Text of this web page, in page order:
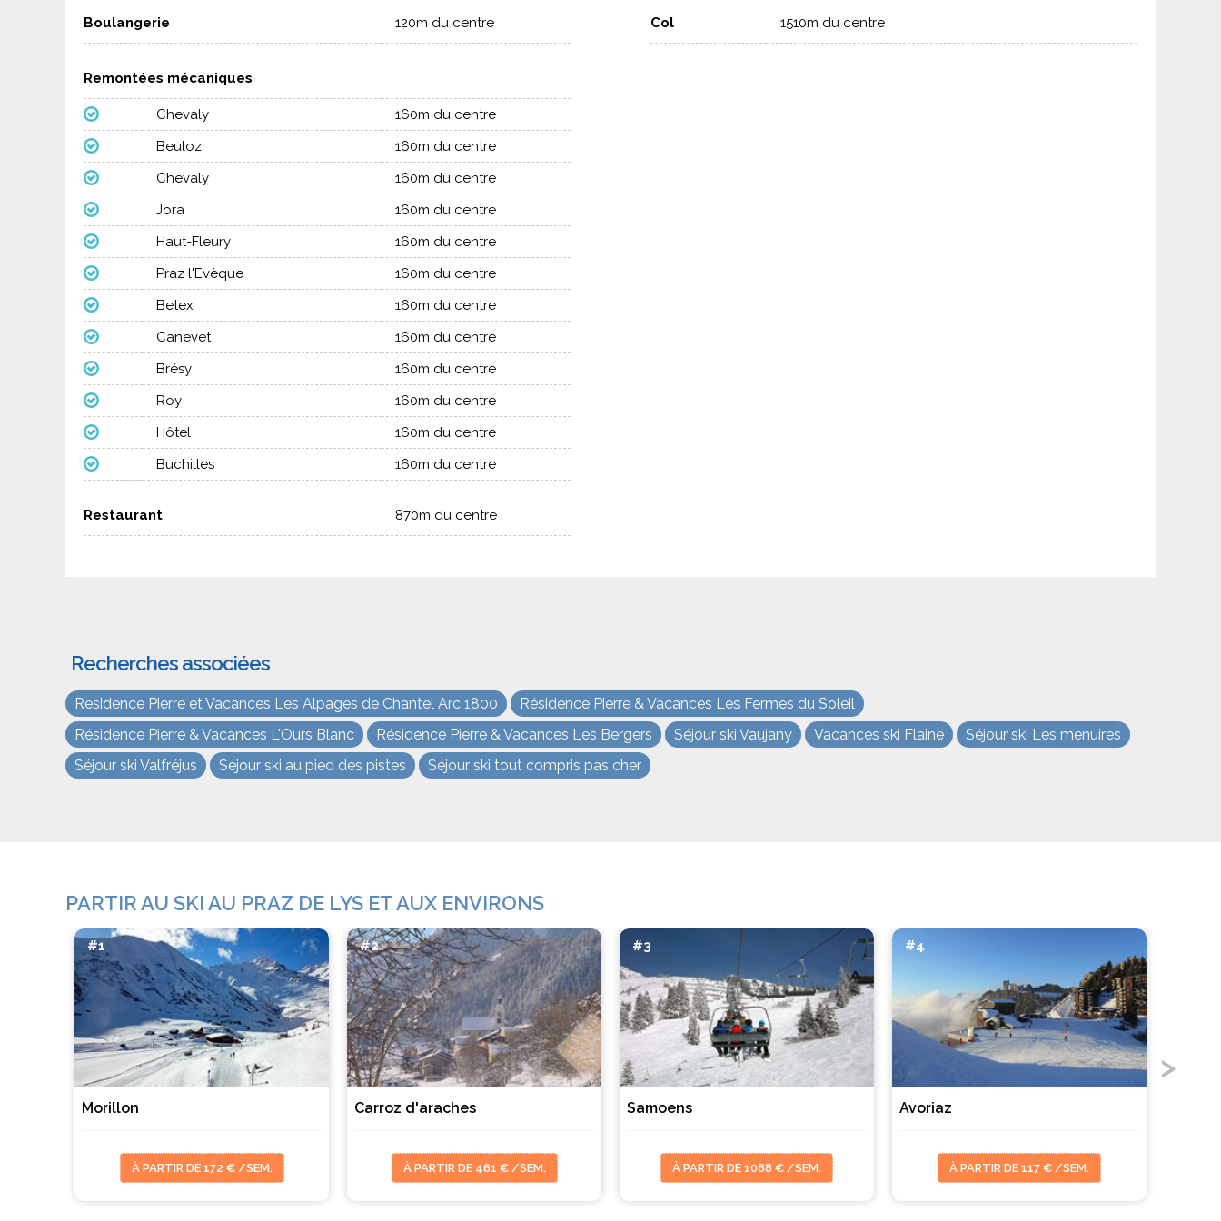
Quelles stations voisines visiter depuis Le Praz de Lys ?
Les Gets,SamoënsetMorzinese trouvent à proximité, parfaites pour une escapade à la journée. Ces stations complètent le séjour en offrant d’autres pistes,
panoramas et ambiances, tout en restant dans un cadre authentique du Haut-Giffre.
Quelle période est idéale pour profiter d’un séjour ski au Praz de Lys ?
De décembre à avril, la neige recouvre généreusement le domaine. Janvier offre le calme et la sérénité des montagnes, février attire les familles en vacances
scolaires, tandis que mars séduit par son ensoleillement et ses terrasses animées.
Pourquoi réserver un séjour ski au Praz de Lys avec Ski Express ?
En choisissant Ski Express, vous comparez en un clin d’œil les séjours ski au Praz de Lys : location simple ou formule tout compris, pour des vacances adaptées à votre
rythme. Découvrez une station authentique, un domaine à taille humaine et un décor exceptionnel, entre sapins et cimes enneigées.
Boulangerie 120m du centre
Remontées mécaniques
Chevaly
160m du centre
Beuloz
160m du centre
Chevaly
160m du centre
Jora
160m du centre
Haut-Fleury
160m du centre
Praz l'Evèque
160m du centre
Betex
160m du centre
Canevet
160m du centre
Brésy
160m du centre
Roy
160m du centre
Hôtel
160m du centre
Buchilles
160m du centre
Restaurant 870m du centre
Col 1510m du centre
Recherches associées
Residence Pierre et Vacances Les Alpages de Chantel Arc 1800
Résidence Pierre & Vacances Les Fermes du Soleil
Résidence Pierre & Vacances L'Ours Blanc
Résidence Pierre & Vacances Les Bergers Séjour ski Vaujany Vacances ski Flaine
Séjour ski Les menuires
Séjour ski Valfréjus
Séjour ski au pied des pistes Séjour ski tout compris pas cher
PARTIR AU SKI AU PRAZ DE LYS ET AUX ENVIRONS
#1
À PARTIR DE 172 € /SEM.
Morillon
#2
À PARTIR DE 461 € /SEM.
Carroz d'araches
#3
À PARTIR DE 1088 € /SEM.
Samoens
#4
À PARTIR DE 117 € /SEM.
Avoriaz